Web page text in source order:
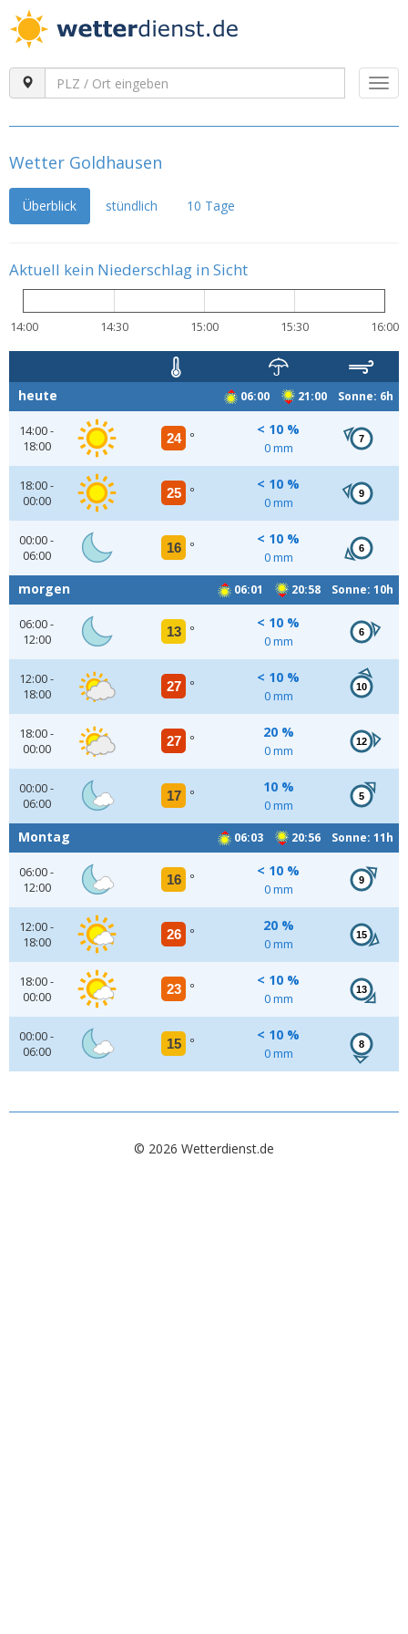
Wetter Goldhausen
Überblick stündlich 10 Tage
Aktuell kein Niederschlag in Sicht
14:00 14:30 15:00 15:30 16:00
06:00 21:00 Sonne: 6h
heute
14:00 -
18:00
24 °
< 10 %
0 mm
7
18:00 -
00:00
25 °
< 10 %
0 mm
9
00:00 -
06:00
16 °
< 10 %
0 mm
6
06:01 20:58 Sonne: 10h
morgen
06:00 -
12:00
13 °
< 10 %
0 mm
6
12:00 -
18:00
27 °
< 10 %
0 mm
10
18:00 -
00:00
27 °
20 %
0 mm
12
00:00 -
06:00
17 °
10 %
0 mm
5
06:03 20:56 Sonne: 11h
Montag
06:00 -
12:00
16 °
< 10 %
0 mm
9
12:00 -
18:00
26 °
20 %
0 mm
15
18:00 -
00:00
23 °
< 10 %
0 mm
13
00:00 -
06:00
15 °
< 10 %
0 mm
8
© 2026 Wetterdienst.de